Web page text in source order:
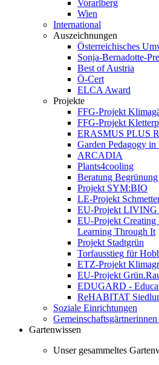
Vorarlberg
Wien
International
Auszeichnungen
Österreichisches
Sonja-Bernadotte-
Best of Austria
Ö-Cert
ELCA Award
Projekte
FFG-Projekt
FFG-Projekt
ERASMUS PLUS
Garden Pedagogy
ARCADIA
Plants4cooling
Beratung
Projekt SYM:BIO
LE-Projekt
EU-Projekt
EU-Projekt Creating
Learning Through It
Projekt Stadtgrün
Torfausstieg für
ETZ-Projekt
EU-Projekt
EDUGARD -
ReHABITAT
Soziale Einrichtungen
Gartenwissen
Unser gesammeltes